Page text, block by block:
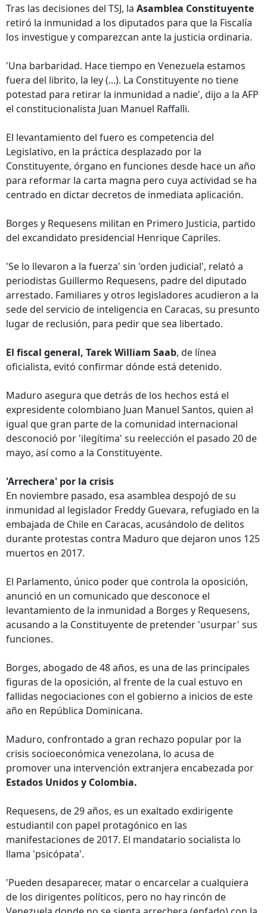
Tras las decisiones del TSJ, la Asamblea Constituyente
retiró la inmunidad a los diputados para que la Fiscalía
los investigue y comparezcan ante la justicia ordinaria.
'Una barbaridad. Hace tiempo en Venezuela estamos
fuera del librito, la ley (...). La Constituyente no tiene
potestad para retirar la inmunidad a nadie', dijo a la AFP
el constitucionalista Juan Manuel Raffalli.
El levantamiento del fuero es competencia del
Legislativo, en la práctica desplazado por la
Constituyente, órgano en funciones desde hace un año
para reformar la carta magna pero cuya actividad se ha
centrado en dictar decretos de inmediata aplicación.
Borges y Requesens militan en Primero Justicia, partido
del excandidato presidencial Henrique Capriles.
'Se lo llevaron a la fuerza' sin 'orden judicial', relató a
periodistas Guillermo Requesens, padre del diputado
arrestado. Familiares y otros legisladores acudieron a la
sede del servicio de inteligencia en Caracas, su presunto
lugar de reclusión, para pedir que sea libertado.
El fiscal general, Tarek William Saab, de línea
oficialista, evitó confirmar dónde está detenido.
Maduro asegura que detrás de los hechos está el
expresidente colombiano Juan Manuel Santos, quien al
igual que gran parte de la comunidad internacional
desconoció por 'ilegítima' su reelección el pasado 20 de
mayo, así como a la Constituyente.
'Arrechera' por la crisis
En noviembre pasado, esa asamblea despojó de su
inmunidad al legislador Freddy Guevara, refugiado en la
embajada de Chile en Caracas, acusándolo de delitos
durante protestas contra Maduro que dejaron unos 125
muertos en 2017.
El Parlamento, único poder que controla la oposición,
anunció en un comunicado que desconoce el
levantamiento de la inmunidad a Borges y Requesens,
acusando a la Constituyente de pretender 'usurpar' sus
funciones.
Borges, abogado de 48 años, es una de las principales
figuras de la oposición, al frente de la cual estuvo en
fallidas negociaciones con el gobierno a inicios de este
año en República Dominicana.
Maduro, confrontado a gran rechazo popular por la
crisis socioeconómica venezolana, lo acusa de
promover una intervención extranjera encabezada por
Estados Unidos y Colombia.
Requesens, de 29 años, es un exaltado exdirigente
estudiantil con papel protagónico en las
manifestaciones de 2017. El mandatario socialista lo
llama 'psicópata'.
'Pueden desaparecer, matar o encarcelar a cualquiera
de los dirigentes políticos, pero no hay rincón de